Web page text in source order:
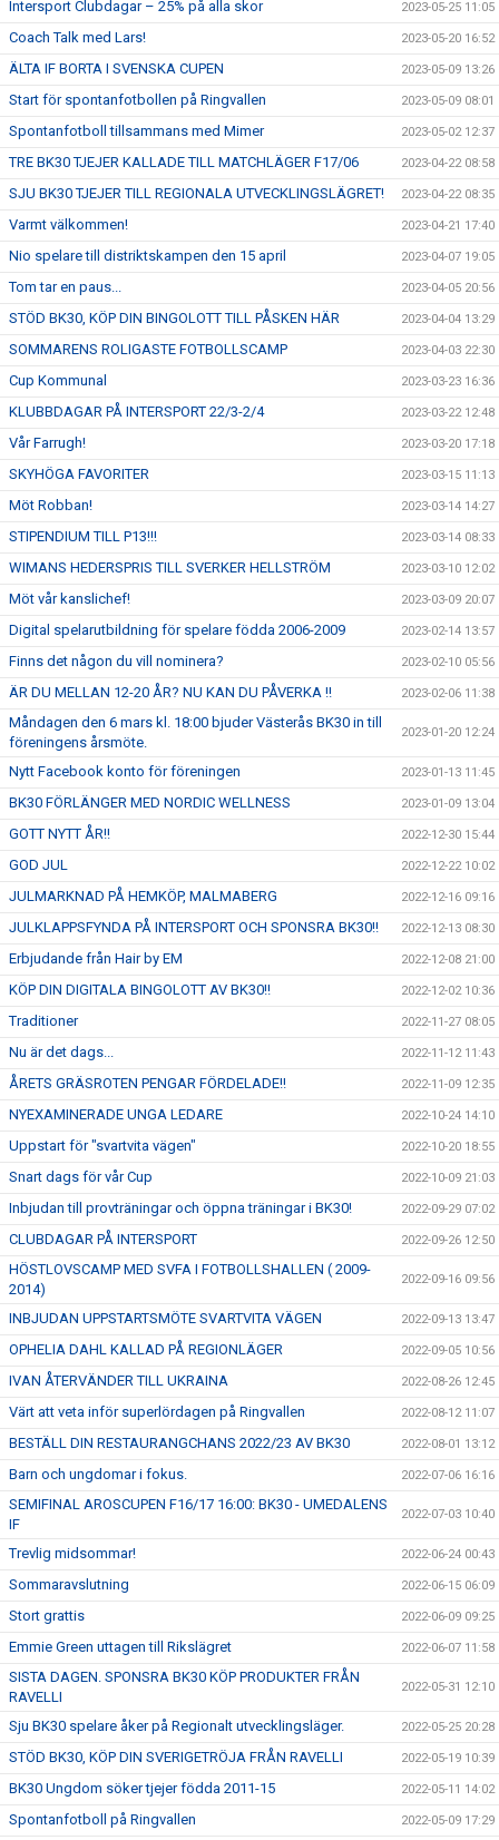
Intersport Clubdagar – 25% på alla skor 2023-05-25 11:05
Coach Talk med Lars! 2023-05-20 16:52
ÄLTA IF BORTA I SVENSKA CUPEN 2023-05-09 13:26
Start för spontanfotbollen på Ringvallen 2023-05-09 08:01
Spontanfotboll tillsammans med Mimer 2023-05-02 12:37
TRE BK30 TJEJER KALLADE TILL MATCHLÄGER F17/06 2023-04-22 08:58
SJU BK30 TJEJER TILL REGIONALA UTVECKLINGSLÄGRET! 2023-04-22 08:35
Varmt välkommen! 2023-04-21 17:40
Nio spelare till distriktskampen den 15 april 2023-04-07 19:05
Tom tar en paus... 2023-04-05 20:56
STÖD BK30, KÖP DIN BINGOLOTT TILL PÅSKEN HÄR 2023-04-04 13:29
SOMMARENS ROLIGASTE FOTBOLLSCAMP 2023-04-03 22:30
Cup Kommunal 2023-03-23 16:36
KLUBBDAGAR PÅ INTERSPORT 22/3-2/4 2023-03-22 12:48
Vår Farrugh! 2023-03-20 17:18
SKYHÖGA FAVORITER 2023-03-15 11:13
Möt Robban! 2023-03-14 14:27
STIPENDIUM TILL P13!!! 2023-03-14 08:33
WIMANS HEDERSPRIS TILL SVERKER HELLSTRÖM 2023-03-10 12:02
Möt vår kanslichef! 2023-03-09 20:07
Digital spelarutbildning för spelare födda 2006-2009 2023-02-14 13:57
Finns det någon du vill nominera? 2023-02-10 05:56
ÄR DU MELLAN 12-20 ÅR? NU KAN DU PÅVERKA !! 2023-02-06 11:38
Måndagen den 6 mars kl. 18:00 bjuder Västerås BK30 in till
föreningens årsmöte.
2023-01-20 12:24
Nytt Facebook konto för föreningen 2023-01-13 11:45
BK30 FÖRLÄNGER MED NORDIC WELLNESS 2023-01-09 13:04
GOTT NYTT ÅR!! 2022-12-30 15:44
GOD JUL 2022-12-22 10:02
JULMARKNAD PÅ HEMKÖP, MALMABERG 2022-12-16 09:16
JULKLAPPSFYNDA PÅ INTERSPORT OCH SPONSRA BK30!! 2022-12-13 08:30
Erbjudande från Hair by EM 2022-12-08 21:00
KÖP DIN DIGITALA BINGOLOTT AV BK30!! 2022-12-02 10:36
Traditioner 2022-11-27 08:05
Nu är det dags... 2022-11-12 11:43
ÅRETS GRÄSROTEN PENGAR FÖRDELADE!! 2022-11-09 12:35
NYEXAMINERADE UNGA LEDARE 2022-10-24 14:10
Uppstart för "svartvita vägen" 2022-10-20 18:55
Snart dags för vår Cup 2022-10-09 21:03
Inbjudan till provträningar och öppna träningar i BK30! 2022-09-29 07:02
CLUBDAGAR PÅ INTERSPORT 2022-09-26 12:50
HÖSTLOVSCAMP MED SVFA I FOTBOLLSHALLEN ( 2009-
2014)
2022-09-16 09:56
INBJUDAN UPPSTARTSMÖTE SVARTVITA VÄGEN 2022-09-13 13:47
OPHELIA DAHL KALLAD PÅ REGIONLÄGER 2022-09-05 10:56
IVAN ÅTERVÄNDER TILL UKRAINA 2022-08-26 12:45
Värt att veta inför superlördagen på Ringvallen 2022-08-12 11:07
BESTÄLL DIN RESTAURANGCHANS 2022/23 AV BK30 2022-08-01 13:12
Barn och ungdomar i fokus. 2022-07-06 16:16
SEMIFINAL AROSCUPEN F16/17 16:00: BK30 - UMEDALENS
IF
2022-07-03 10:40
Trevlig midsommar! 2022-06-24 00:43
Sommaravslutning 2022-06-15 06:09
Stort grattis 2022-06-09 09:25
Emmie Green uttagen till Rikslägret 2022-06-07 11:58
SISTA DAGEN. SPONSRA BK30 KÖP PRODUKTER FRÅN
RAVELLI
2022-05-31 12:10
Sju BK30 spelare åker på Regionalt utvecklingsläger. 2022-05-25 20:28
STÖD BK30, KÖP DIN SVERIGETRÖJA FRÅN RAVELLI 2022-05-19 10:39
BK30 Ungdom söker tjejer födda 2011-15 2022-05-11 14:02
Spontanfotboll på Ringvallen 2022-05-09 17:29